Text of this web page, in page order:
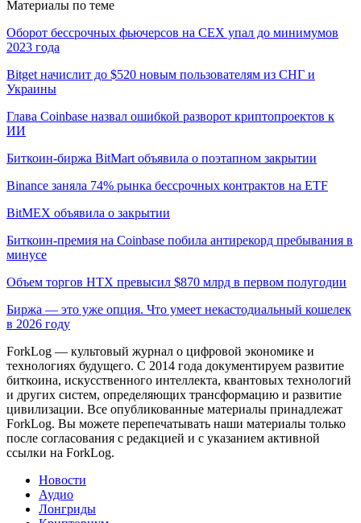
Материалы по теме
Оборот бессрочных фьючерсов на CEX упал до минимумов
2023 года
Bitget начислит до $520 новым пользователям из СНГ и
Украины
Глава Coinbase назвал ошибкой разворот криптопроектов к
ИИ
Биткоин-биржа BitMart объявила о поэтапном закрытии
Binance заняла 74% рынка бессрочных контрактов на ETF
BitMEX объявила о закрытии
Биткоин-премия на Coinbase побила антирекорд пребывания в
минусе
Объем торгов HTX превысил $870 млрд в первом полугодии
Биржа — это уже опция. Что умеет некастодиальный кошелек
в 2026 году
ForkLog — культовый журнал о цифровой экономике и
технологиях будущего. С 2014 года документируем развитие
биткоина, искусственного интеллекта, квантовых технологий
и других систем, определяющих трансформацию и развитие
цивилизации. Все опубликованные материалы принадлежат
ForkLog. Вы можете перепечатывать наши материалы только
после согласования с редакцией и с указанием активной
ссылки на ForkLog.
Новости
Аудио
Лонгриды